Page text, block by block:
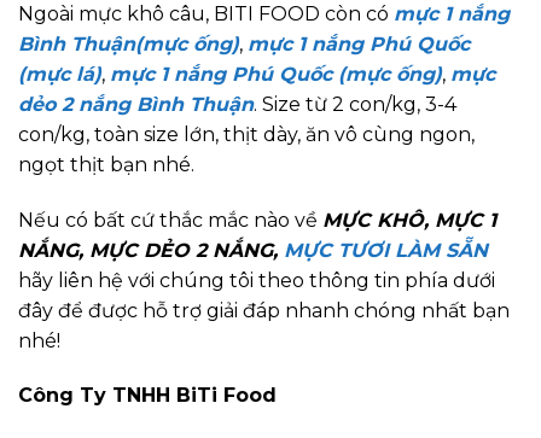
Ngoài mực khô câu, BITI FOOD còn có mực 1 nắng
Bình Thuận(mực ống), mực 1 nắng Phú Quốc
(mực lá), mực 1 nắng Phú Quốc (mực ống), mực
dẻo 2 nắng Bình Thuận. Size từ 2 con/kg, 3-4
con/kg, toàn size lớn, thịt dày, ăn vô cùng ngon,
ngọt thịt bạn nhé.
Nếu có bất cứ thắc mắc nào về MỰC KHÔ, MỰC 1
NẮNG, MỰC DẺO 2 NẮNG, MỰC TƯƠI LÀM SẴN
hãy liên hệ với chúng tôi theo thông tin phía dưới
đây để được hỗ trợ giải đáp nhanh chóng nhất bạn
nhé!
Công Ty TNHH BiTi Food